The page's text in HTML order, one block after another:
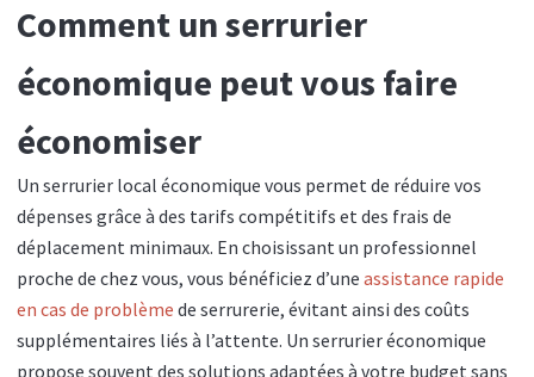
Comment un serrurier
économique peut vous faire
économiser
Un serrurier local économique vous permet de réduire vos
dépenses grâce à des tarifs compétitifs et des frais de
déplacement minimaux. En choisissant un professionnel
proche de chez vous, vous bénéficiez d’une assistance rapide
en cas de problème de serrurerie, évitant ainsi des coûts
supplémentaires liés à l’attente. Un serrurier économique
propose souvent des solutions adaptées à votre budget sans